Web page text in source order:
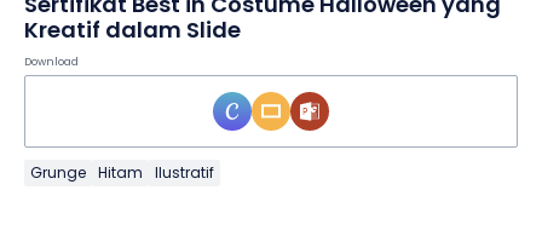
Kreatif dalam Slide
Download
Grunge Hitam Ilustratif